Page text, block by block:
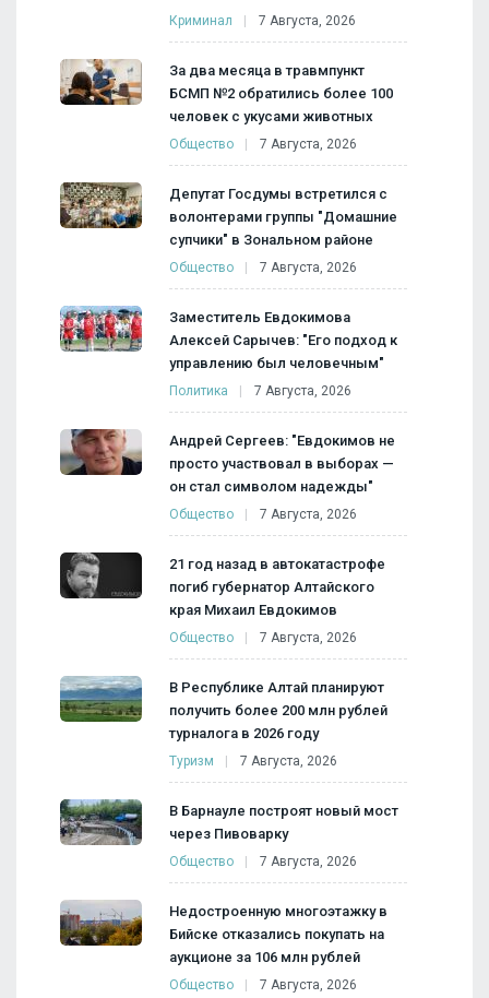
Криминал 7 Августа, 2026
За два месяца в травмпункт
БСМП №2 обратились более 100
человек с укусами животных
Общество 7 Августа, 2026
Депутат Госдумы встретился с
волонтерами группы "Домашние
супчики" в Зональном районе
Общество 7 Августа, 2026
Заместитель Евдокимова
Алексей Сарычев: "Его подход к
управлению был человечным"
Политика 7 Августа, 2026
Андрей Сергеев: "Евдокимов не
просто участвовал в выборах —
он стал символом надежды"
Общество 7 Августа, 2026
21 год назад в автокатастрофе
погиб губернатор Алтайского
края Михаил Евдокимов
Общество 7 Августа, 2026
В Республике Алтай планируют
получить более 200 млн рублей
турналога в 2026 году
Туризм 7 Августа, 2026
В Барнауле построят новый мост
через Пивоварку
Общество 7 Августа, 2026
Недостроенную многоэтажку в
Бийске отказались покупать на
аукционе за 106 млн рублей
Общество 7 Августа, 2026